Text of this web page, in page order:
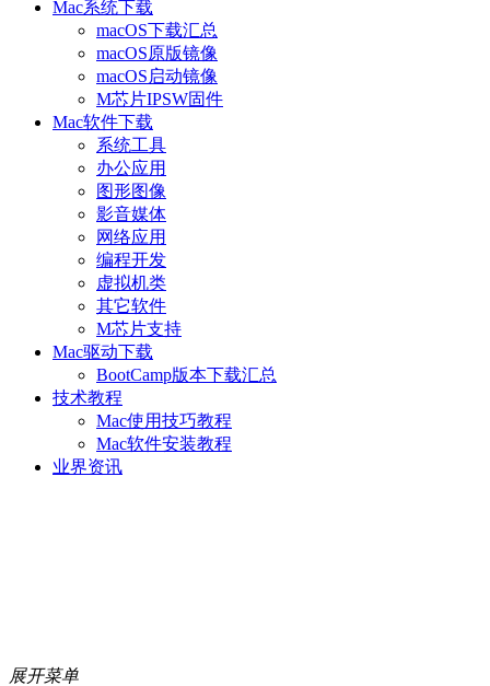
Mac系统下载
macOS下载汇总
macOS原版镜像
macOS启动镜像
M芯片IPSW固件
Mac软件下载
系统工具
办公应用
图形图像
影音媒体
网络应用
编程开发
虚拟机类
其它软件
M芯片支持
Mac驱动下载
BootCamp版本下载汇总
技术教程
Mac使用技巧教程
Mac软件安装教程
业界资讯
展开菜单